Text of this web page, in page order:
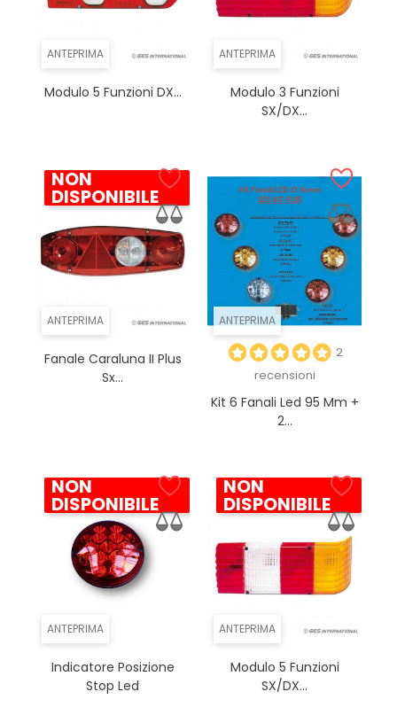
ANTEPRIMA
Modulo 5 Funzioni DX...
ANTEPRIMA
Modulo 3 Funzioni
SX/DX...
ANTEPRIMA
NON
DISPONIBILE
Fanale Caraluna II Plus
Sx...
ANTEPRIMA
2
recensioni
Kit 6 Fanali Led 95 Mm +
2...
ANTEPRIMA
NON
DISPONIBILE
Indicatore Posizione
Stop Led
ANTEPRIMA
NON
DISPONIBILE
Modulo 5 Funzioni
SX/DX...